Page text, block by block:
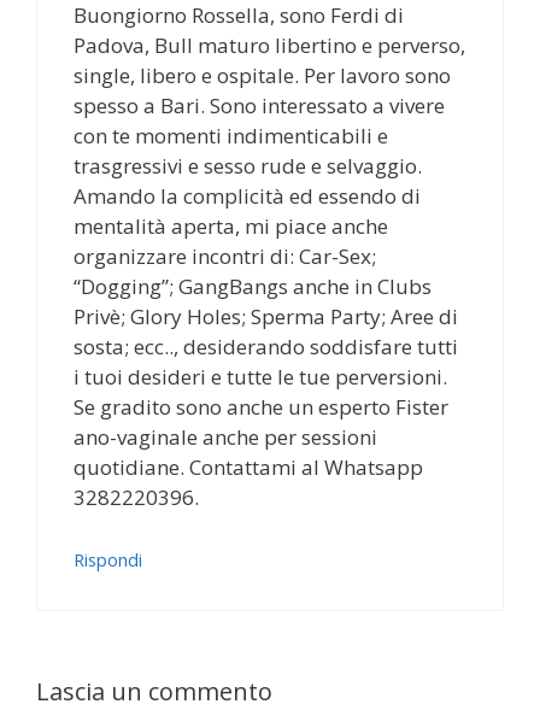
Buongiorno Rossella, sono Ferdi di
Padova, Bull maturo libertino e perverso,
single, libero e ospitale. Per lavoro sono
spesso a Bari. Sono interessato a vivere
con te momenti indimenticabili e
trasgressivi e sesso rude e selvaggio.
Amando la complicità ed essendo di
mentalità aperta, mi piace anche
organizzare incontri di: Car-Sex;
“Dogging”; GangBangs anche in Clubs
Privè; Glory Holes; Sperma Party; Aree di
sosta; ecc.., desiderando soddisfare tutti
i tuoi desideri e tutte le tue perversioni.
Se gradito sono anche un esperto Fister
ano-vaginale anche per sessioni
quotidiane. Contattami al Whatsapp
3282220396.
Rispondi
Lascia un commento